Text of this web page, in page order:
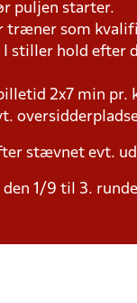
puljen starter.
som
stiller hold efter
2x7 min pr.
stævnet evt.
1/9 til 3.